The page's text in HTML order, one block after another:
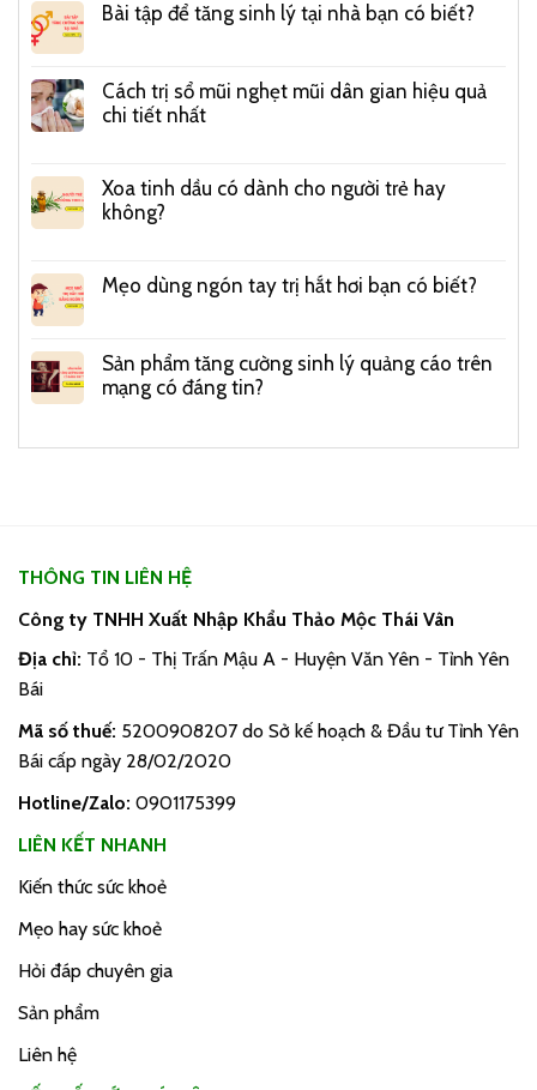
Bài tập để tăng sinh lý tại nhà bạn có biết?
Cách trị sổ mũi nghẹt mũi dân gian hiệu quả
chi tiết nhất
Xoa tinh dầu có dành cho người trẻ hay
không?
Mẹo dùng ngón tay trị hắt hơi bạn có biết?
Sản phẩm tăng cường sinh lý quảng cáo trên
mạng có đáng tin?
THÔNG TIN LIÊN HỆ
Công ty TNHH Xuất Nhập Khẩu Thảo Mộc Thái Vân
Địa chỉ: Tổ 10 - Thị Trấn Mậu A - Huyện Văn Yên - Tỉnh Yên
Bái
Mã số thuế: 5200908207 do Sở kế hoạch & Đầu tư Tỉnh Yên
Bái cấp ngày 28/02/2020
Hotline/Zalo: 0901175399
LIÊN KẾT NHANH
Kiến thức sức khoẻ
Mẹo hay sức khoẻ
Hỏi đáp chuyên gia
Sản phẩm
Liên hệ